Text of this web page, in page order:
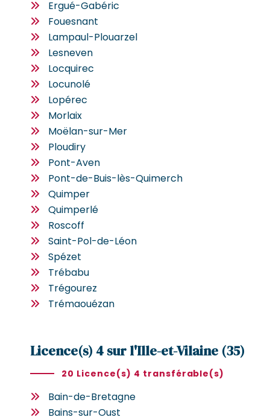
Ergué-Gabéric
Fouesnant
Lampaul-Plouarzel
Lesneven
Locquirec
Locunolé
Lopérec
Morlaix
Moëlan-sur-Mer
Ploudiry
Pont-Aven
Pont-de-Buis-lès-Quimerch
Quimper
Quimperlé
Roscoff
Saint-Pol-de-Léon
Spézet
Trébabu
Trégourez
Trémaouézan
Licence(s) 4 sur l'Ille-et-Vilaine (35)
20 Licence(s) 4 transférable(s)
Bain-de-Bretagne
Bains-sur-Oust